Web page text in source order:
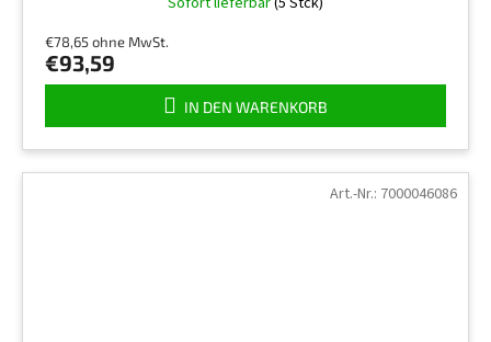
€78,65 ohne MwSt.
€93,59
IN DEN WARENKORB
Art.-Nr.: 7000046086